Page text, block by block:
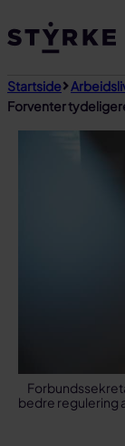
til
Startside
Forventer
bedre regulering